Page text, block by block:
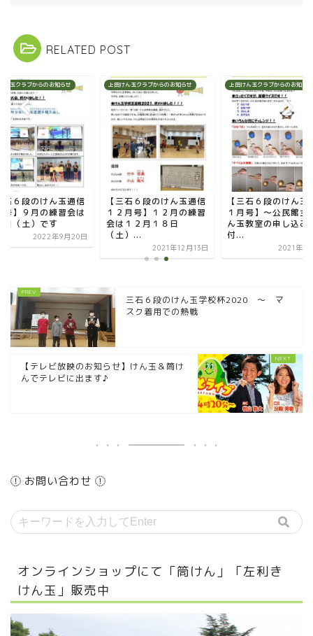
RELATED POST
ん玉クラブからのお知らせ
石６段のけん玉通信
号】９月の練習会は
日（土）です
2022年9月20日
上田けん玉クラブからのお知らせ
【三石６段のけん玉通信
１２月号】１２月の練習
会は１２月１８日
（土）...
2021年12月13日
上田けん玉クラブからのお知らせ
【三石６段のけん玉
１月号】～公民館主
ん玉教室の申し込み
付...
2021年1
三石６段のけん玉学校杯2020 ～ マ
スク着用での熱戦
【テレビ放映のお知らせ】けん玉＆筒け
んでテレビに出ます♪
お問い合わせ
オンラインショップにて「筒けん」「左利き
けん玉」販売中